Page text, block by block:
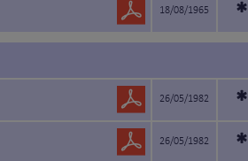
18/08/1965 *
26/05/1982 *
26/05/1982 *